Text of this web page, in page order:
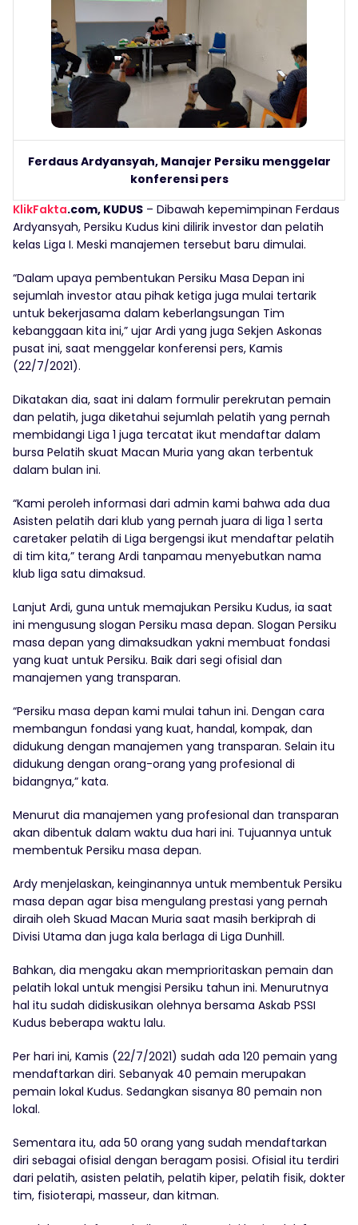
Ferdaus Ardyansyah, Manajer Persiku menggelar
konferensi pers
KlikFakta.com, KUDUS – Dibawah kepemimpinan Ferdaus
Ardyansyah, Persiku Kudus kini dilirik investor dan pelatih
kelas Liga I. Meski manajemen tersebut baru dimulai.
“Dalam upaya pembentukan Persiku Masa Depan ini
sejumlah investor atau pihak ketiga juga mulai tertarik
untuk bekerjasama dalam keberlangsungan Tim
kebanggaan kita ini,” ujar Ardi yang juga Sekjen Askonas
pusat ini, saat menggelar konferensi pers, Kamis
(22/7/2021).
Dikatakan dia, saat ini dalam formulir perekrutan pemain
dan pelatih, juga diketahui sejumlah pelatih yang pernah
membidangi Liga 1 juga tercatat ikut mendaftar dalam
bursa Pelatih skuat Macan Muria yang akan terbentuk
dalam bulan ini.
“Kami peroleh informasi dari admin kami bahwa ada dua
Asisten pelatih dari klub yang pernah juara di liga 1 serta
caretaker pelatih di Liga bergengsi ikut mendaftar pelatih
di tim kita,” terang Ardi tanpamau menyebutkan nama
klub liga satu dimaksud.
Lanjut Ardi, guna untuk memajukan Persiku Kudus, ia saat
ini mengusung slogan Persiku masa depan. Slogan Persiku
masa depan yang dimaksudkan yakni membuat fondasi
yang kuat untuk Persiku. Baik dari segi ofisial dan
manajemen yang transparan.
“Persiku masa depan kami mulai tahun ini. Dengan cara
membangun fondasi yang kuat, handal, kompak, dan
didukung dengan manajemen yang transparan. Selain itu
didukung dengan orang-orang yang profesional di
bidangnya,” kata.
Menurut dia manajemen yang profesional dan transparan
akan dibentuk dalam waktu dua hari ini. Tujuannya untuk
membentuk Persiku masa depan.
Ardy menjelaskan, keinginannya untuk membentuk Persiku
masa depan agar bisa mengulang prestasi yang pernah
diraih oleh Skuad Macan Muria saat masih berkiprah di
Divisi Utama dan juga kala berlaga di Liga Dunhill.
Bahkan, dia mengaku akan memprioritaskan pemain dan
pelatih lokal untuk mengisi Persiku tahun ini. Menurutnya
hal itu sudah didiskusikan olehnya bersama Askab PSSI
Kudus beberapa waktu lalu.
Per hari ini, Kamis (22/7/2021) sudah ada 120 pemain yang
mendaftarkan diri. Sebanyak 40 pemain merupakan
pemain lokal Kudus. Sedangkan sisanya 80 pemain non
lokal.
Sementara itu, ada 50 orang yang sudah mendaftarkan
diri sebagai ofisial dengan beragam posisi. Ofisial itu terdiri
dari pelatih, asisten pelatih, pelatih kiper, pelatih fisik, dokter
tim, fisioterapi, masseur, dan kitman.